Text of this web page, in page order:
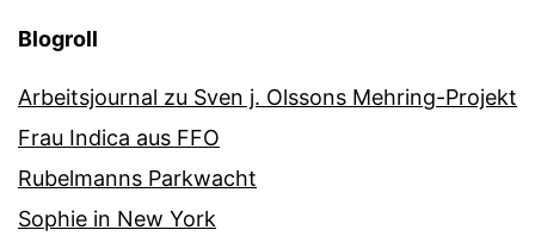
Blogroll
Arbeitsjournal zu Sven j. Olssons Mehring-Projekt
Frau Indica aus FFO
Rubelmanns Parkwacht
Sophie in New York